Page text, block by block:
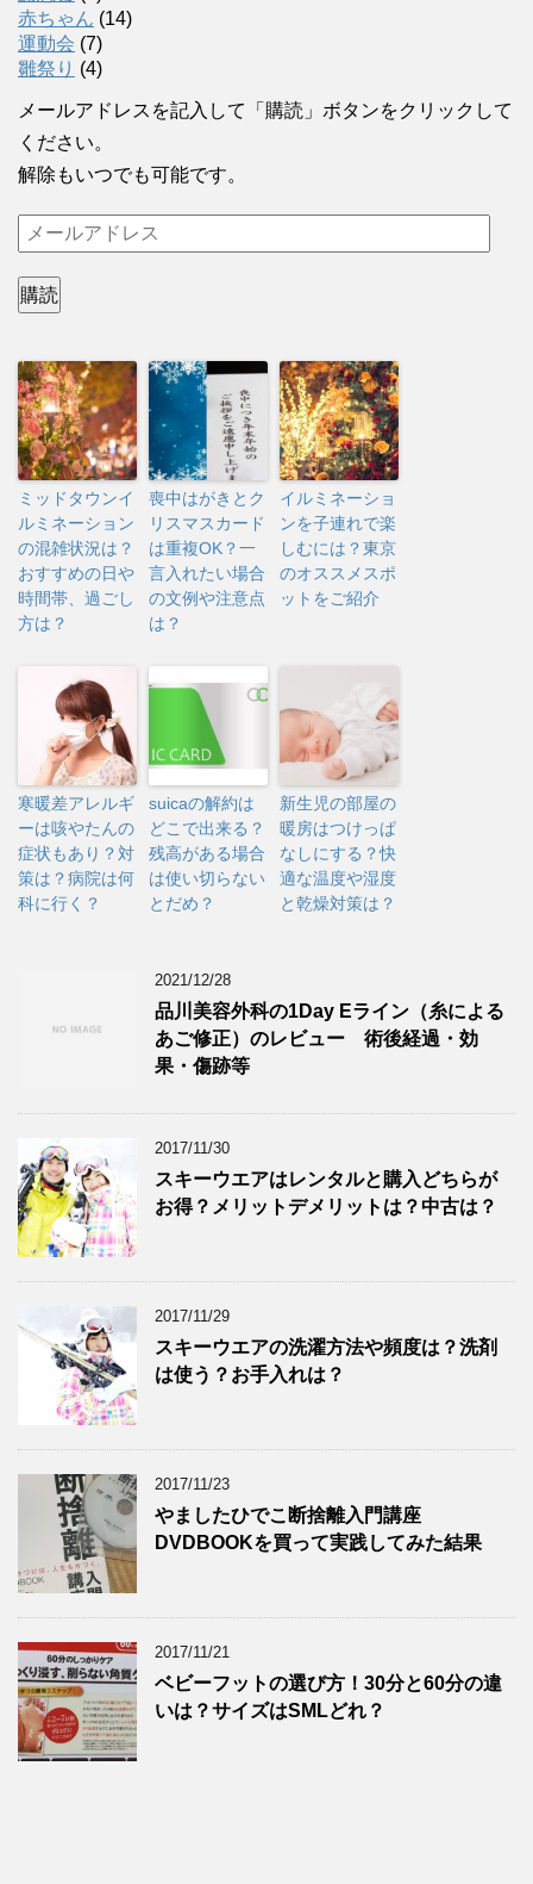
赤ちゃん (14)
運動会 (7)
雛祭り (4)
メールアドレスを記入して「購読」ボタンをクリックして
ください。
解除もいつでも可能です。
メ
ル
ド
レ
ス
購読
ミッドタウンイ
ルミネーション
の混雑状況は？
おすすめの日や
時間帯、過ごし
方は？
喪中はがきとク
リスマスカード
は重複OK？一
言入れたい場合
の文例や注意点
は？
イルミネーショ
ンを子連れで楽
しむには？東京
のオススメスポ
ットをご紹介
寒暖差アレルギ
ーは咳やたんの
症状もあり？対
策は？病院は何
科に行く？
suicaの解約は
どこで出来る？
残高がある場合
は使い切らない
とだめ？
新生児の部屋の
暖房はつけっぱ
なしにする？快
適な温度や湿度
と乾燥対策は？
2021/12/28
品川美容外科の1Day Eライン（糸による
あご修正）のレビュー 術後経過・効
果・傷跡等
2017/11/30
スキーウエアはレンタルと購入どちらが
お得？メリットデメリットは？中古は？
2017/11/29
スキーウエアの洗濯方法や頻度は？洗剤
は使う？お手入れは？
2017/11/23
やましたひでこ断捨離入門講座
DVDBOOKを買って実践してみた結果
2017/11/21
ベビーフットの選び方！30分と60分の違
いは？サイズはSMLどれ？